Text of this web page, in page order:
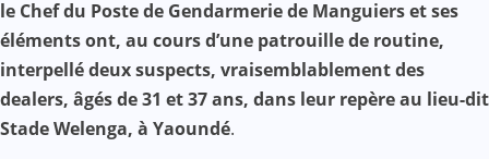
le Chef du Poste de Gendarmerie de Manguiers et ses
éléments ont, au cours d’une patrouille de routine,
interpellé deux suspects, vraisemblablement des
dealers, âgés de 31 et 37 ans, dans leur repère au lieu-dit
Stade Welenga, à Yaoundé.